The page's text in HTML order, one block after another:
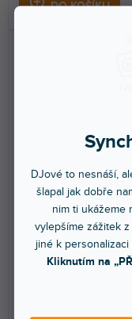
DJové to nesnáší,
šlapal jak dobře
nim ti ukážeme
vylepšíme zážitek
jiné k personalizaci
Kliknutím na
DO KOŠÍKU
Sequenz STA-S-B
Skladem na prodejně(